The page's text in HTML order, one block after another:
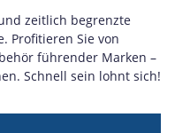
zeitlich begrenzte
Profitieren Sie von
führender Marken –
Schnell sein lohnt sich!